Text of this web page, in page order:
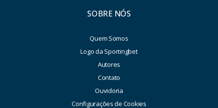
SOBRE NÓS
Quem Somos
Logo da Sportingbet
Autores
Contato
Ouvidoria
Configurações de Cookies